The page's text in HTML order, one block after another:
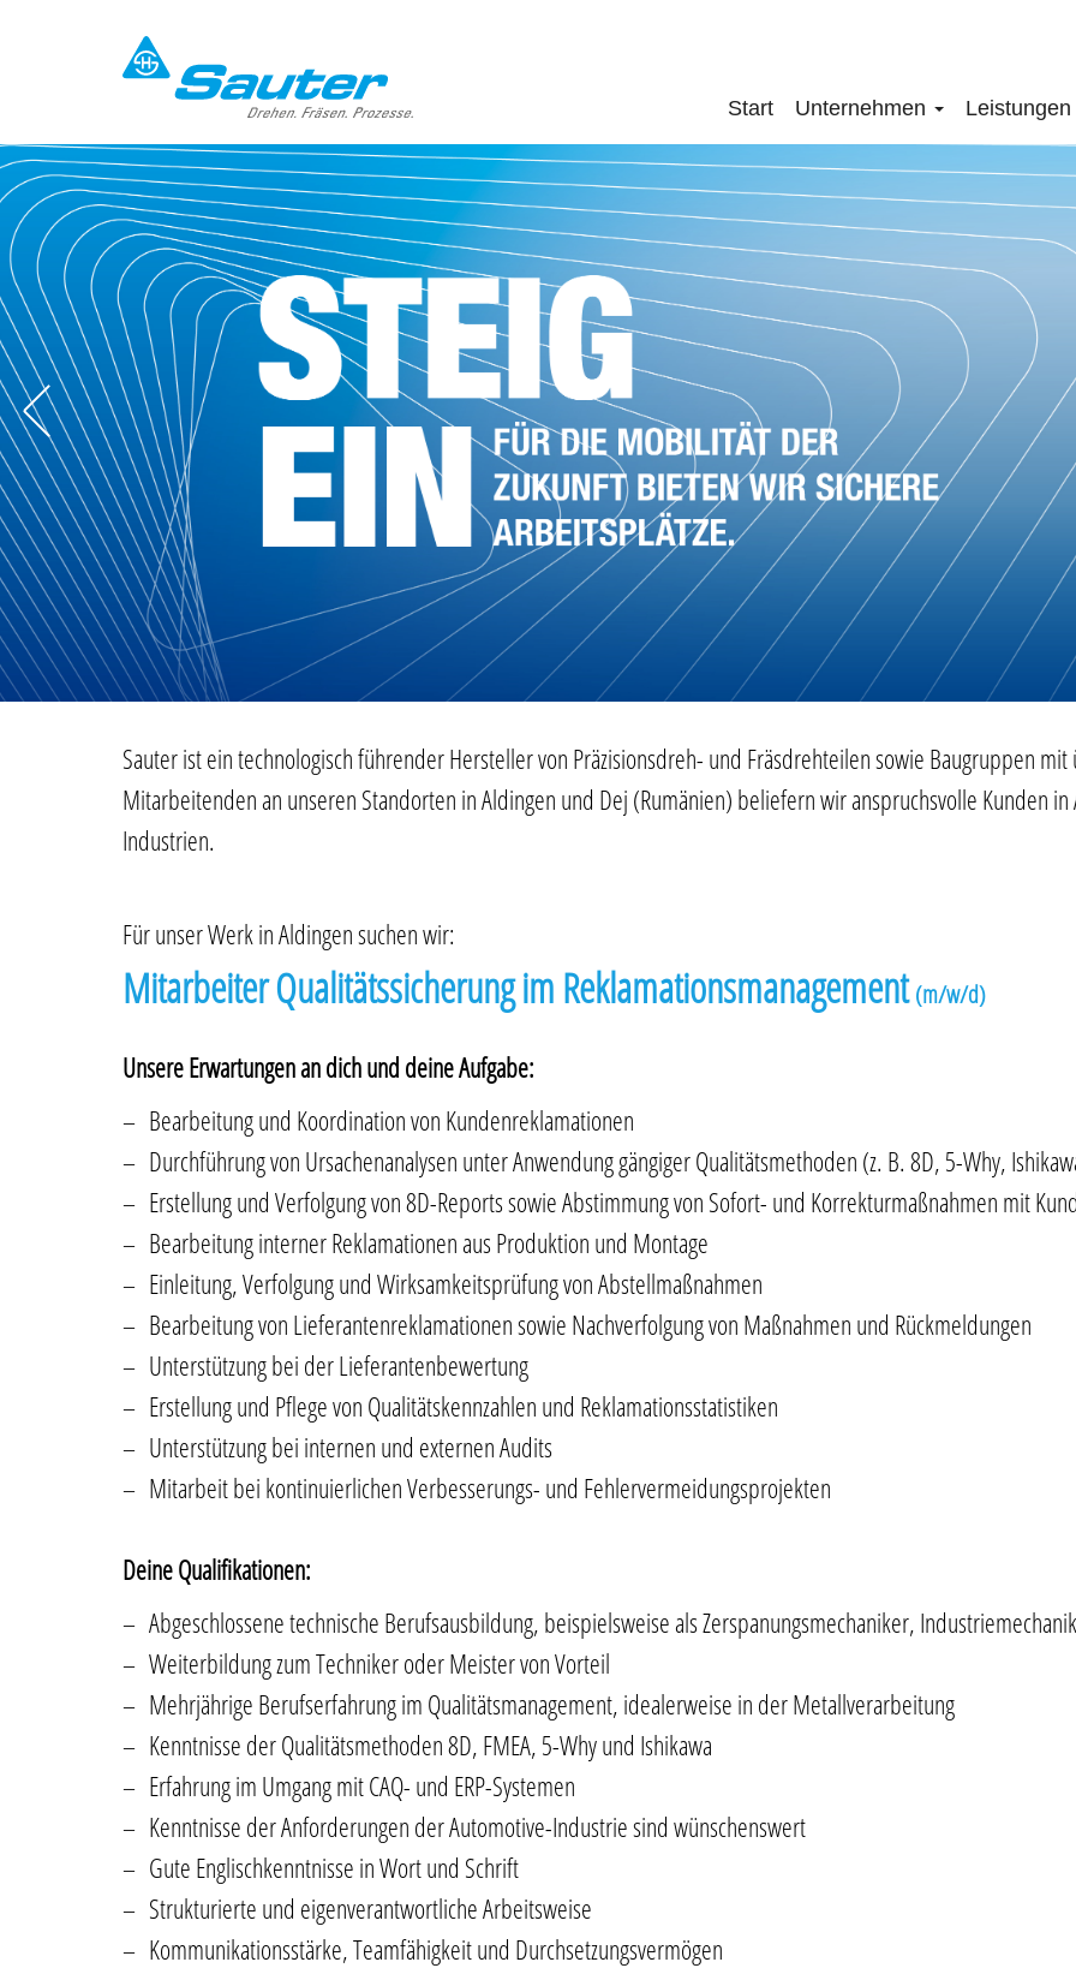
überspringen
Start Unternehmen Leistungen
Sauter ist ein technologisch führender Hersteller von Präzisionsdreh- und Fräsdrehteilen sowie Baugruppen
Mitarbeitenden an unseren Standorten in Aldingen und Dej (Rumänien) beliefern wir anspruchsvolle Kunden
Industrien.
Für unser Werk in Aldingen suchen wir:
Mitarbeiter Qualitätssicherung im Reklamationsmanagement(m/w/d)
Unsere Erwartungen an dich und deine Aufgabe:
Bearbeitung und Koordination von Kundenreklamationen
Durchführung von Ursachenanalysen unter Anwendung gängiger Qualitätsmethoden (z. B. 8D, 5-Why,
Erstellung und Verfolgung von 8D-Reports sowie Abstimmung von Sofort- und Korrekturmaßnahmen mit
Bearbeitung interner Reklamationen aus Produktion und Montage
Einleitung, Verfolgung und Wirksamkeitsprüfung von Abstellmaßnahmen
Bearbeitung von Lieferantenreklamationen sowie Nachverfolgung von Maßnahmen und Rückmeldungen
Unterstützung bei der Lieferantenbewertung
Erstellung und Pflege von Qualitätskennzahlen und Reklamationsstatistiken
Unterstützung bei internen und externen Audits
Mitarbeit bei kontinuierlichen Verbesserungs- und Fehlervermeidungsprojekten
Deine Qualifikationen:
Abgeschlossene technische Berufsausbildung, beispielsweise als Zerspanungsmechaniker,
Weiterbildung zum Techniker oder Meister von Vorteil
Mehrjährige Berufserfahrung im Qualitätsmanagement, idealerweise in der Metallverarbeitung
Kenntnisse der Qualitätsmethoden 8D, FMEA, 5-Why und Ishikawa
Erfahrung im Umgang mit CAQ- und ERP-Systemen
Kenntnisse der Anforderungen der Automotive-Industrie sind wünschenswert
Gute Englischkenntnisse in Wort und Schrift
Strukturierte und eigenverantwortliche Arbeitsweise
Kommunikationsstärke, Teamfähigkeit und Durchsetzungsvermögen